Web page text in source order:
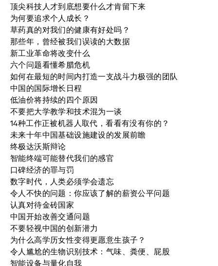
顶尖科技人才到底想要什么才肯留下来
为何要追求个人成长？
草药真的对我们的健康有好处吗？
那些年，曾经被我们误读的大数据
新工业革命将改变什么
六个问题看懂希腊危机
如何在最短的时间内打造一支战斗力极强的团队
中国的国际增长日程
低油价将持续的四个原因
不要把大学教学和技术混为一谈
14种工作正被机器人取代，看看有没有你的？
未来十年中国基础设施建设的发展前瞻
终极达沃斯辩论
智能终端可能替代我们的感官
口碑经济的罪与罚
数字时代，人类必须学会遗忘
令人不快的问题：你应该了解的薪资公平问题
认真对待金砖国家
中国开始改善交通问题
不要轻视中国的创新潜力
为什么高学历女性变得更愿意生孩子？
令人尴尬的生物识别技术：气味、粪便、屁股
智能设备与量化自我